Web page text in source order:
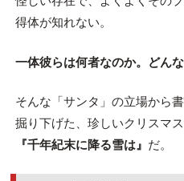
得体が知れない。
一体彼らは何者なのか。どんな
そんな「サンタ」の立場から
掘り下げた、珍しいクリスマス
『千年紀末に降る雪は』 だ。